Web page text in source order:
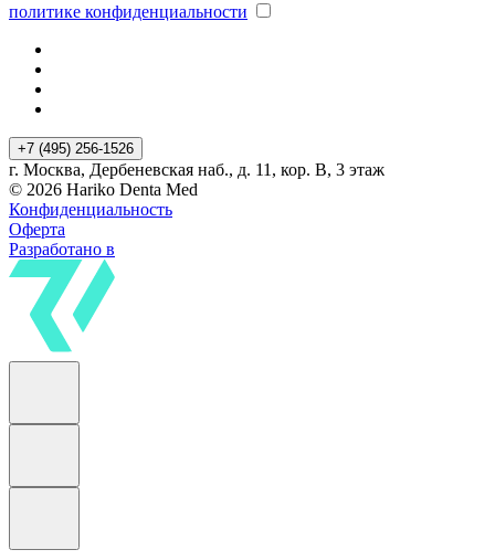
политике конфиденциальности
+7 (495) 256-1526
г. Москва, Дербеневская наб., д. 11, кор. В, 3 этаж
© 2026 Hariko Denta Med
Конфиденциальность
Оферта
Разработано в